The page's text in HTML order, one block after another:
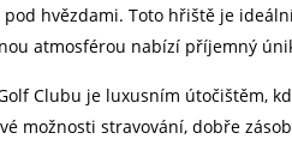
hvězdami. Toto hřiště je
atmosférou nabízí příjemný
Clubu je luxusním útočištěm,
možnosti stravování, dobře